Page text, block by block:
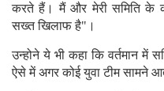
करते हैं। मैं और मेरी समिति के
सख्त खिलाफ है"।
उन्होने ये भी कहा कि वर्तमान में
ऐसे में अगर कोई युवा टीम सामने